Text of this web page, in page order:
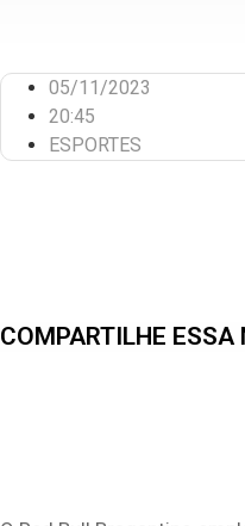
05/11/2023
20:45
ESPORTES
COMPARTILHE ESSA